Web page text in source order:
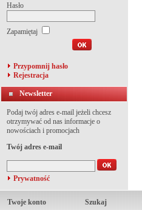
Hasło
Zapamiętaj
Przypomnij hasło
Rejestracja
Newsletter
Podaj twój adres e-mail jeżeli chcesz
otrzymywać od nas informacje o
nowościach i promocjach
Twój adres e-mail
Prywatność
Twoje konto
Szukaj